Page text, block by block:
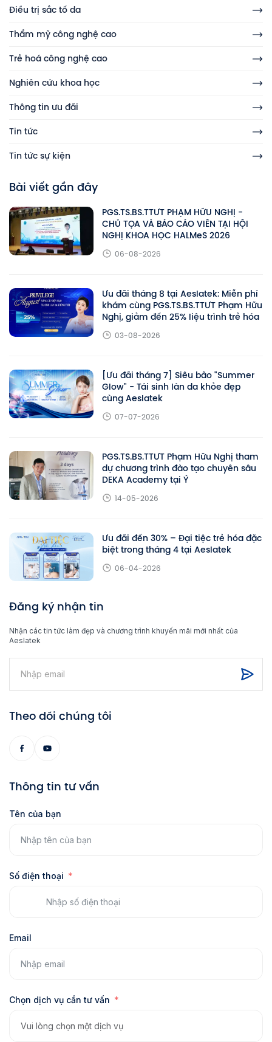
Điều trị sắc tố da
Thẩm mỹ công nghệ cao
Trẻ hoá công nghệ cao
Nghiên cứu khoa học
Thông tin ưu đãi
Tin tức
Tin tức sự kiện
Bài viết gần đây
PGS.TS.BS.TTƯT PHẠM HỮU NGHỊ -
CHỦ TỌA VÀ BÁO CÁO VIÊN TẠI HỘI
NGHỊ KHOA HỌC HALMeS 2026
06-08-2026
Ưu đãi tháng 8 tại Aeslatek: Miễn phí
khám cùng PGS.TS.BS.TTƯT Phạm Hữu
Nghị, giảm đến 25% liệu trình trẻ hóa
03-08-2026
[Ưu đãi tháng 7] Siêu bão "Summer
Glow" - Tái sinh làn da khỏe đẹp
cùng Aeslatek
07-07-2026
PGS.TS.BS.TTƯT Phạm Hữu Nghị tham
dự chương trình đào tạo chuyên sâu
DEKA Academy tại Ý
14-05-2026
Ưu đãi đến 30% – Đại tiệc trẻ hóa đặc
biệt trong tháng 4 tại Aeslatek
06-04-2026
Đăng ký nhận tin
Nhận các tin tức làm đẹp và chương trình khuyến mãi mới nhất của
Aeslatek
Theo dõi chúng tôi
Thông tin tư vấn
Tên của bạn
Số điện thoại
Email
Chọn dịch vụ cần tư vấn